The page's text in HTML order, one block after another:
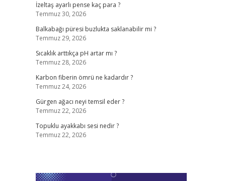
İzeltaş ayarlı pense kaç para ?
Temmuz 30, 2026
Balkabağı püresi buzlukta saklanabilir mi ?
Temmuz 29, 2026
Sıcaklık arttıkça pH artar mı ?
Temmuz 28, 2026
Karbon fiberin ömrü ne kadardır ?
Temmuz 24, 2026
Gürgen ağacı neyi temsil eder ?
Temmuz 22, 2026
Topuklu ayakkabı sesi nedir ?
Temmuz 22, 2026